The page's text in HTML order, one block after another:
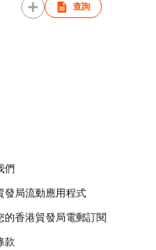
查詢
們
發局流動應用程式
的香港貿發局電郵訂閱
款